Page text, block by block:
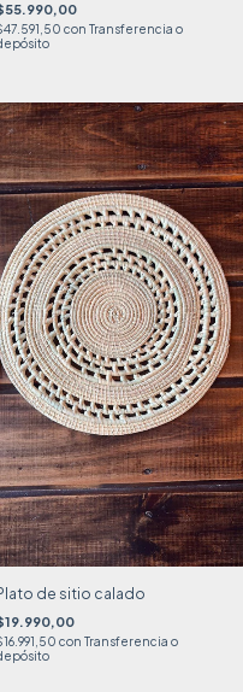
con Transferencia o
de sitio calado
con Transferencia o